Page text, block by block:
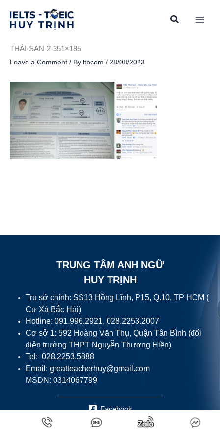
content
THÁI-SAN-2-351×185
Leave a Comment / By ltbcom / 28/08/2023
TRUNG TÂM ANH NGỮ
HUY TRỊNH
Trụ sở chính: SS13 Hồng Lĩnh, P15, Q.10, TP HCM (
Cư Xá Bắc Hải)
Hotline: 091.996.2921, 028.2253.2007
Cơ sở 1: 592 Hoàng Văn Thụ, Quận Tân Bình (đối
diện trường THPT Nguyễn Thượng Hiền)
Tel: 028.2253.5888
Email: greatteacherhuy@gmail.com
MSDN: 0314067799
Facebook